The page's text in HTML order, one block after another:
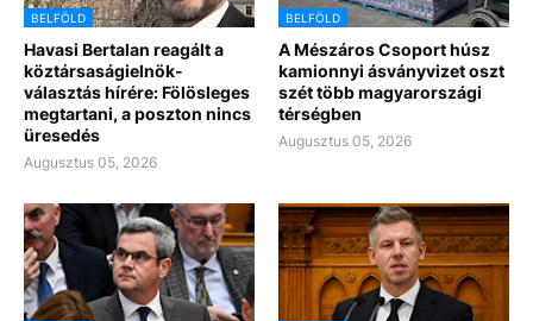
BELFÖLD
Havasi Bertalan reagált a
köztársaságielnök-
választás hírére: Fölösleges
megtartani, a poszton nincs
üresedés
Augusztus 05, 2026
BELFÖLD
A Mészáros Csoport húsz
kamionnyi ásványvizet oszt
szét több magyarországi
térségben
Augusztus 05, 2026